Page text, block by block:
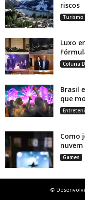
riscos
Turismo
Luxo
Coluna
Brasil
que
Como
nuvem
Games
©